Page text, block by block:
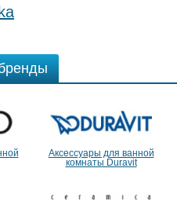
Аксессуары для ванной
комнаты Duravit